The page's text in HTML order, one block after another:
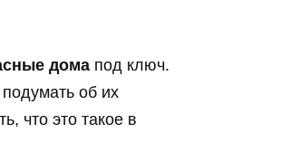
дома под ключ.
об их
что это такое в